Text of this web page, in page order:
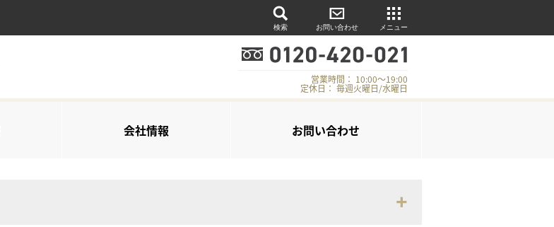
検索 お問い合わせ メニュー
営業時間： 10:00～19:00
定休日： 毎週火曜日/水曜日
会社情報 お問い合わせ